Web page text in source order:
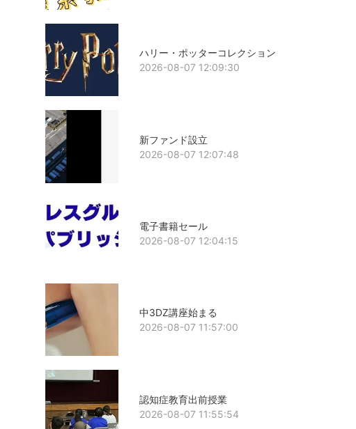
ハリー・ポッターコレクション
2026-08-07 12:09:30
新ファンド設立
2026-08-07 12:07:48
電子書籍セール
2026-08-07 12:04:15
中3DZ講座始まる
2026-08-07 11:57:00
認知症教育出前授業
2026-08-07 11:55:54